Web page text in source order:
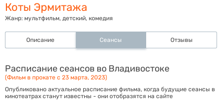
Коты Эрмитажа
Жанр: мультфильм, детский, комедия
Описание Сеансы Отзывы
Расписание сеансов во Владивостоке
(Фильм в прокате с 23 марта, 2023)
Опубликовано актуальное расписание фильма, когда будущие сеансы в
кинотеатрах станут известны - они отобразятся на сайте